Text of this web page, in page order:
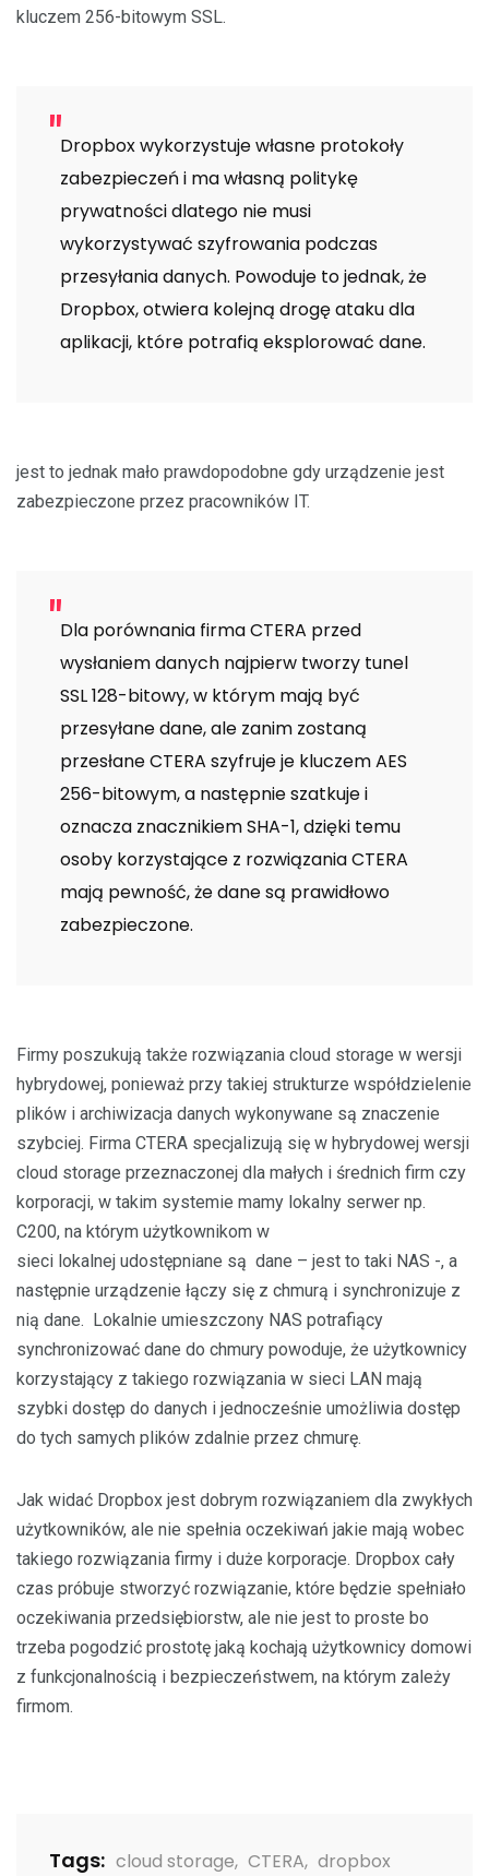
kluczem 256-bitowym SSL.
Dropbox wykorzystuje własne protokoły
zabezpieczeń i ma własną politykę
prywatności dlatego nie musi
wykorzystywać szyfrowania podczas
przesyłania danych. Powoduje to jednak, że
Dropbox, otwiera kolejną drogę ataku dla
aplikacji, które potrafią eksplorować dane.
jest to jednak mało prawdopodobne gdy urządzenie jest
zabezpieczone przez pracowników IT.
Dla porównania firma CTERA przed
wysłaniem danych najpierw tworzy tunel
SSL 128-bitowy, w którym mają być
przesyłane dane, ale zanim zostaną
przesłane CTERA szyfruje je kluczem AES
256-bitowym, a następnie szatkuje i
oznacza znacznikiem SHA-1, dzięki temu
osoby korzystające z rozwiązania CTERA
mają pewność, że dane są prawidłowo
zabezpieczone.
Firmy poszukują także rozwiązania cloud storage w wersji
hybrydowej, ponieważ przy takiej strukturze współdzielenie
plików i archiwizacja danych wykonywane są znaczenie
szybciej. Firma CTERA specjalizują się w hybrydowej wersji
cloud storage przeznaczonej dla małych i średnich firm czy
korporacji, w takim systemie mamy lokalny serwer np.
C200, na którym użytkownikom w
sieci lokalnej udostępniane są dane – jest to taki NAS -, a
następnie urządzenie łączy się z chmurą i synchronizuje z
nią dane. Lokalnie umieszczony NAS potrafiący
synchronizować dane do chmury powoduje, że użytkownicy
korzystający z takiego rozwiązania w sieci LAN mają
szybki dostęp do danych i jednocześnie umożliwia dostęp
do tych samych plików zdalnie przez chmurę.
Jak widać Dropbox jest dobrym rozwiązaniem dla zwykłych
użytkowników, ale nie spełnia oczekiwań jakie mają wobec
takiego rozwiązania firmy i duże korporacje. Dropbox cały
czas próbuje stworzyć rozwiązanie, które będzie spełniało
oczekiwania przedsiębiorstw, ale nie jest to proste bo
trzeba pogodzić prostotę jaką kochają użytkownicy domowi
z funkcjonalnością i bezpieczeństwem, na którym zależy
firmom.
Tags: cloud storage, CTERA, dropbox